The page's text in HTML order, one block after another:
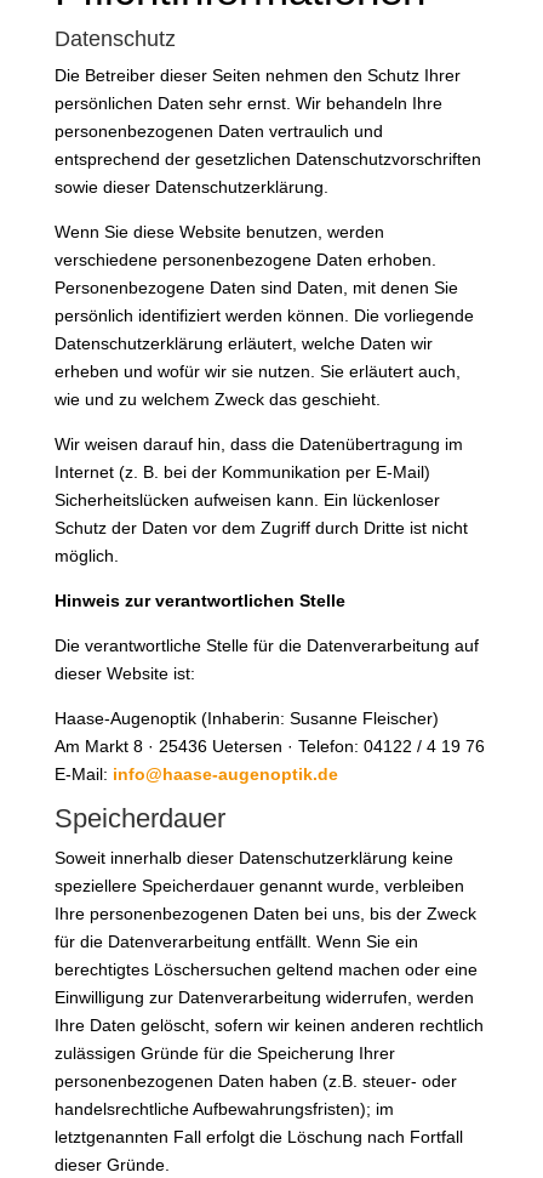
Datenschutz
Die Betreiber dieser Seiten nehmen den Schutz Ihrer
persönlichen Daten sehr ernst. Wir behandeln Ihre
personenbezogenen Daten vertraulich und
entsprechend der gesetzlichen Datenschutzvorschriften
sowie dieser Datenschutzerklärung.
Wenn Sie diese Website benutzen, werden
verschiedene personenbezogene Daten erhoben.
Personenbezogene Daten sind Daten, mit denen Sie
persönlich identifiziert werden können. Die vorliegende
Datenschutzerklärung erläutert, welche Daten wir
erheben und wofür wir sie nutzen. Sie erläutert auch,
wie und zu welchem Zweck das geschieht.
Wir weisen darauf hin, dass die Datenübertragung im
Internet (z. B. bei der Kommunikation per E-Mail)
Sicherheitslücken aufweisen kann. Ein lückenloser
Schutz der Daten vor dem Zugriff durch Dritte ist nicht
möglich.
Hinweis zur verantwortlichen Stelle
Die verantwortliche Stelle für die Datenverarbeitung auf
dieser Website ist:
Haase-Augenoptik (Inhaberin: Susanne Fleischer)
Am Markt 8 · 25436 Uetersen · Telefon: 04122 / 4 19 76
E-Mail: info@haase-augenoptik.de
Speicherdauer
Soweit innerhalb dieser Datenschutzerklärung keine
speziellere Speicherdauer genannt wurde, verbleiben
Ihre personenbezogenen Daten bei uns, bis der Zweck
für die Datenverarbeitung entfällt. Wenn Sie ein
berechtigtes Löschersuchen geltend machen oder eine
Einwilligung zur Datenverarbeitung widerrufen, werden
Ihre Daten gelöscht, sofern wir keinen anderen rechtlich
zulässigen Gründe für die Speicherung Ihrer
personenbezogenen Daten haben (z.B. steuer- oder
handelsrechtliche Aufbewahrungsfristen); im
letztgenannten Fall erfolgt die Löschung nach Fortfall
dieser Gründe.